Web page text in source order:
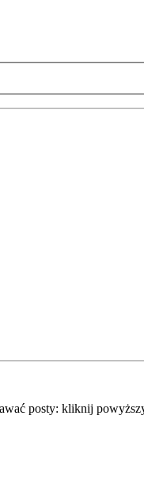
posty: kliknij